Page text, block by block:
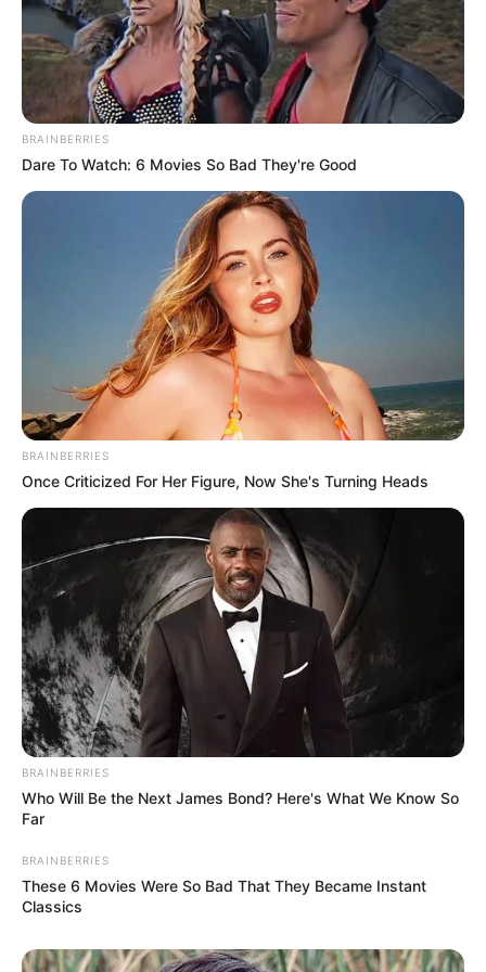
BRAINBERRIES
Dare To Watch: 6 Movies So Bad They're Good
BRAINBERRIES
Once Criticized For Her Figure, Now She's Turning Heads
BRAINBERRIES
Who Will Be the Next James Bond? Here's What We Know So
Far
BRAINBERRIES
These 6 Movies Were So Bad That They Became Instant
Classics